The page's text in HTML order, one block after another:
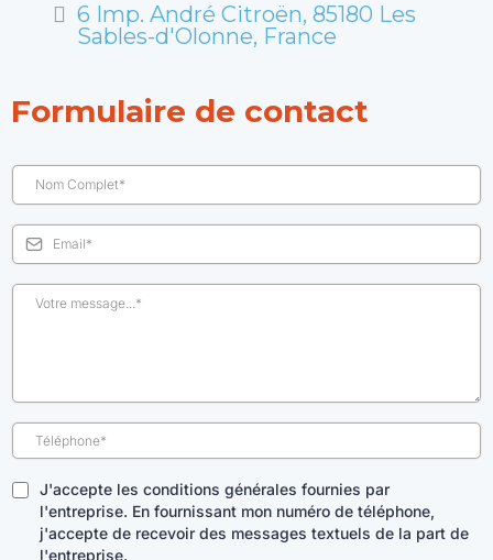
6 Imp. André Citroën, 85180 Les
Sables-d'Olonne, France
Formulaire de contact
J'accepte les conditions générales fournies par
l'entreprise. En fournissant mon numéro de téléphone,
j'accepte de recevoir des messages textuels de la part de
l'entreprise.